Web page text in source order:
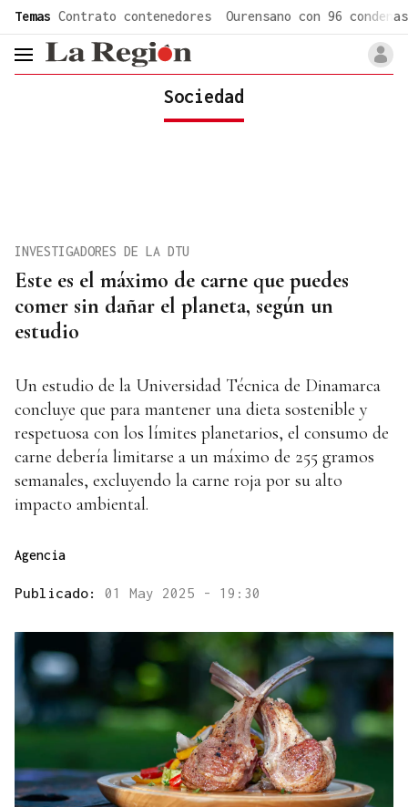
Temas Contrato contenedores Ourensano con 96 condenas
header.menu.open
Sociedad
Este es el máximo de carne que puedes
comer sin dañar el planeta, según un
estudio
INVESTIGADORES DE LA DTU
Un estudio de la Universidad Técnica de Dinamarca
concluye que para mantener una dieta sostenible y
respetuosa con los límites planetarios, el consumo de
carne debería limitarse a un máximo de 255 gramos
semanales, excluyendo la carne roja por su alto
impacto ambiental.
Agencia
Publicado: 01 May 2025 - 19:30